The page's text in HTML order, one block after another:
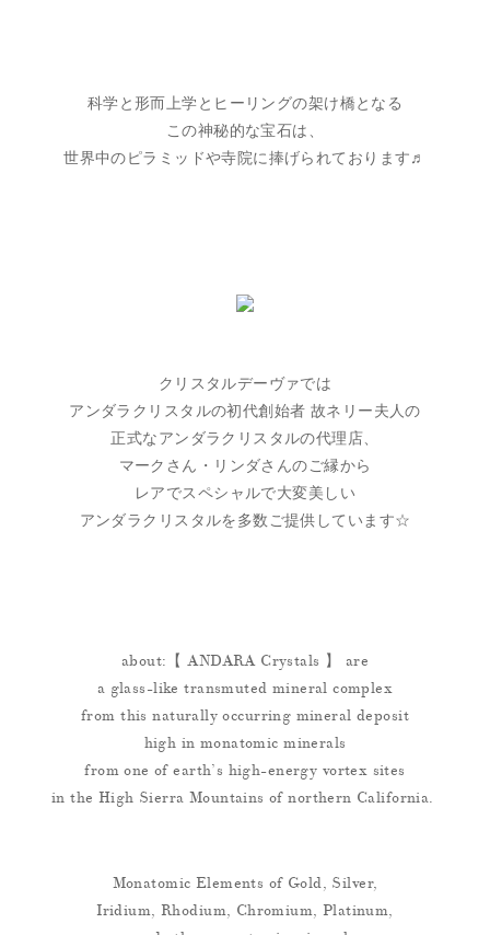
科学と形而上学とヒーリングの架け橋となる
この神秘的な宝石は、
世界中のピラミッドや寺院に捧げられております♬
クリスタルデーヴァでは
アンダラクリスタルの初代創始者 故ネリー夫人の
正式なアンダラクリスタルの代理店、
マークさん・リンダさんのご縁から
レアでスペシャルで大変美しい
アンダラクリスタルを多数ご提供しています☆
about:【 ANDARA Crystals 】 are
a glass-like transmuted mineral complex
from this naturally occurring mineral deposit
high in monatomic minerals
from one of earth’s high-energy vortex sites
in the High Sierra Mountains of northern California.
Monatomic Elements of Gold, Silver,
Iridium, Rhodium, Chromium, Platinum,